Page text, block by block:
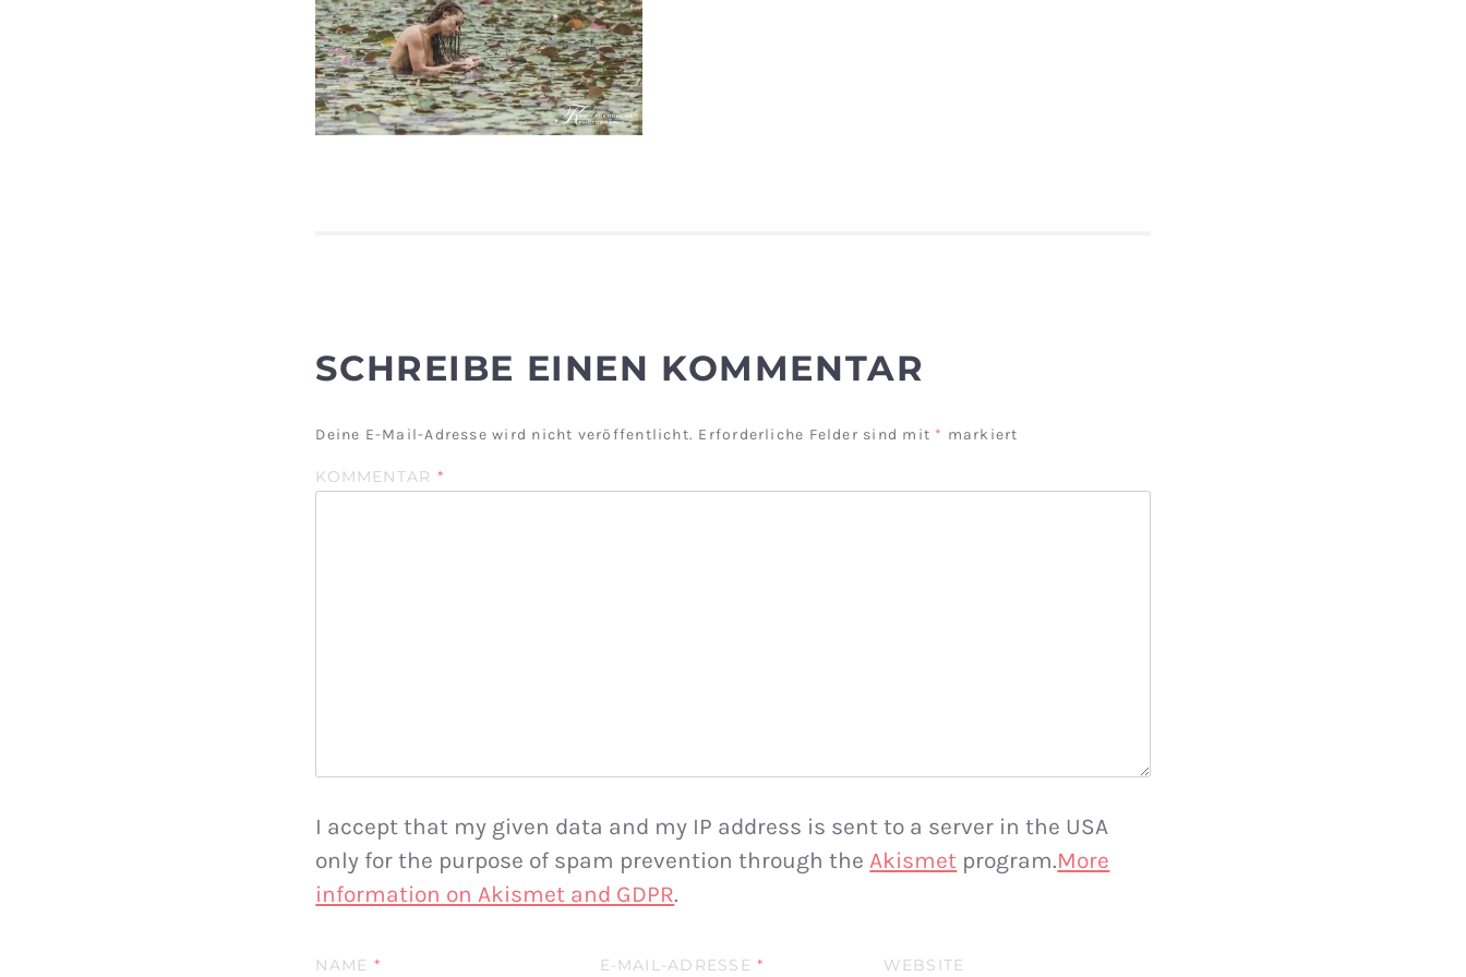
SCHREIBE EINEN KOMMENTAR
Deine E-Mail-Adresse wird nicht veröffentlicht. Erforderliche Felder sind mit * markiert
KOMMENTAR *
I accept that my given data and my IP address is sent to a server in the USA
only for the purpose of spam prevention through the Akismet program.More
information on Akismet and GDPR.
NAME * E-MAIL-ADRESSE * WEBSITE